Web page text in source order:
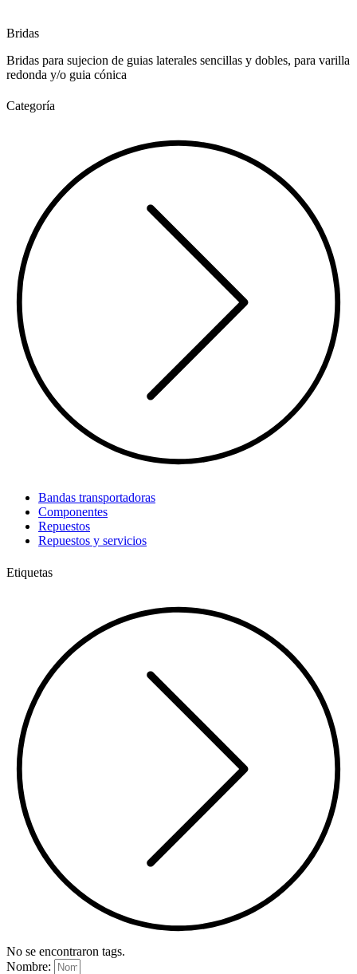
Bridas
Bridas para sujecion de guias laterales sencillas y dobles, para varilla
redonda y/o guia cónica
Categoría
Bandas transportadoras
Componentes
Repuestos
Repuestos y servicios
Etiquetas
No se encontraron tags.
Nombre: